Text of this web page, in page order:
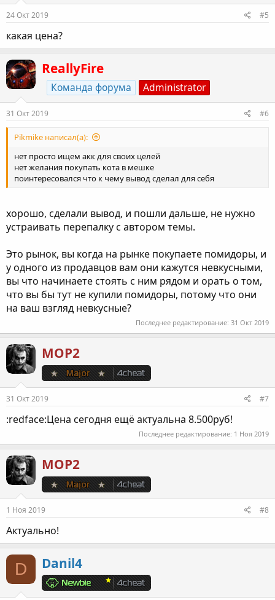
24 Окт 2019 #5
какая цена?
ReallyFire
Команда форума Administrator
31 Окт 2019 #6
Pikmike написал(а):
нет просто ищем акк для своих целей
нет желания покупать кота в мешке
поинтересовался что к чему вывод сделал для себя
хорошо, сделали вывод, и пошли дальше, не нужно
устраивать перепалку с автором темы.
Это рынок, вы когда на рынке покупаете помидоры, и
у одного из продавцов вам они кажутся невкусными,
вы что начинаете стоять с ним рядом и орать о том,
что вы бы тут не купили помидоры, потому что они
на ваш взгляд невкусные?
Последнее редактирование: 31 Окт 2019
МОР2
31 Окт 2019 #7
:redface:Цена сегодня ещё актуальна 8.500руб!
Последнее редактирование: 1 Ноя 2019
МОР2
1 Ноя 2019 #8
Актуально!
D Danil4